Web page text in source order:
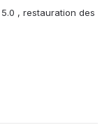
, restauration des